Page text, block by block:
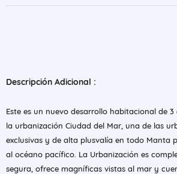
Descripción Adicional :
Este es un nuevo desarrollo habitacional de
la urbanización Ciudad del Mar, una de las
exclusivas y de alta plusvalía en todo Manta
al océano pacífico. La Urbanización es
segura, ofrece magníficas vistas al mar y